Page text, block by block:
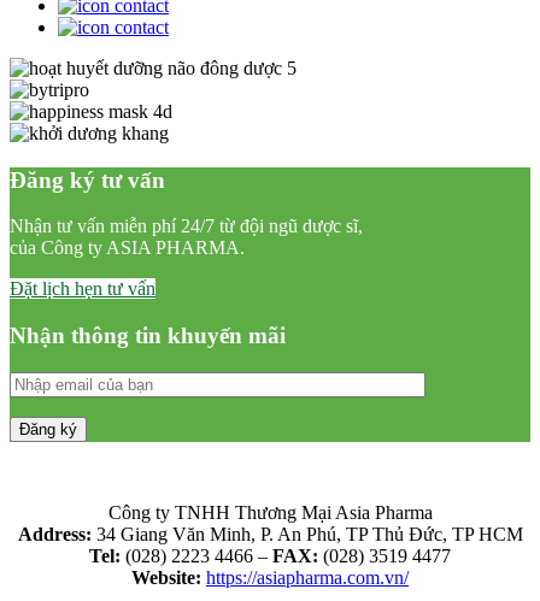
Đăng ký tư vấn
Nhận tư vấn miễn phí 24/7 từ đội ngũ dược sĩ,
của Công ty ASIA PHARMA.
Đặt lịch hẹn tư vấn
Nhận thông tin khuyến mãi
Công ty TNHH Thương Mại Asia Pharma
Address: 34 Giang Văn Minh, P. An Phú, TP Thủ Đức, TP HCM
Tel: (028) 2223 4466 – FAX: (028) 3519 4477
Website: https://asiapharma.com.vn/